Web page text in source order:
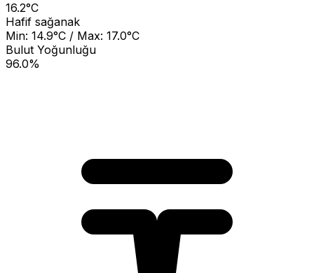
16.2°C
Hafif sağanak
Min: 14.9°C / Max: 17.0°C
Bulut Yoğunluğu
96.0%